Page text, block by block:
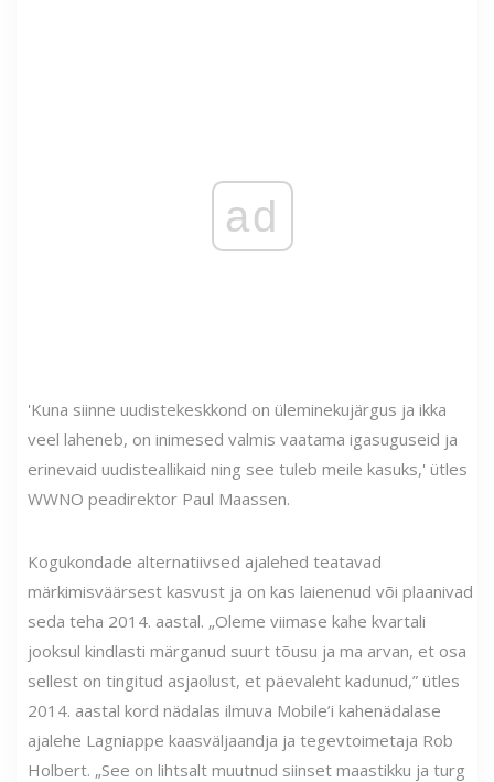
ad
'Kuna siinne uudistekeskkond on üleminekujärgus ja ikka
veel laheneb, on inimesed valmis vaatama igasuguseid ja
erinevaid uudisteallikaid ning see tuleb meile kasuks,' ütles
WWNO peadirektor Paul Maassen.
Kogukondade alternatiivsed ajalehed teatavad
märkimisväärsest kasvust ja on kas laienenud või plaanivad
seda teha 2014. aastal. „Oleme viimase kahe kvartali
jooksul kindlasti märganud suurt tõusu ja ma arvan, et osa
sellest on tingitud asjaolust, et päevaleht kadunud,” ütles
2014. aastal kord nädalas ilmuva Mobile’i kahenädalase
ajalehe Lagniappe kaasväljaandja ja tegevtoimetaja Rob
Holbert. „See on lihtsalt muutnud siinset maastikku ja turg